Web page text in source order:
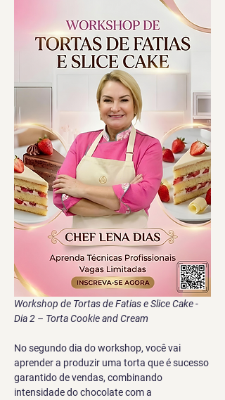
Workshop de Tortas de Fatias e Slice Cake -
Dia 2 – Torta Cookie and Cream
No segundo dia do workshop, você vai
aprender a produzir uma torta que é sucesso
garantido de vendas, combinando
intensidade do chocolate com a